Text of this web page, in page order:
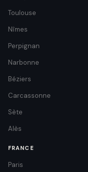
Toulouse
Nîmes
Perpignan
Narbonne
Béziers
Carcassonne
Sète
Alès
FRANCE
Paris